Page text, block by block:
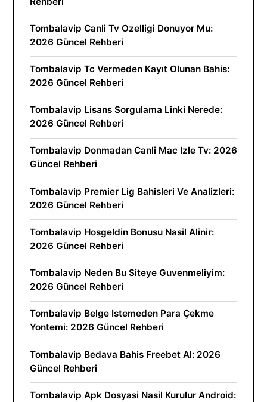
Tombalavip Canli Tv Ozelligi Donuyor Mu:
2026 Güncel Rehberi
Tombalavip Tc Vermeden Kayıt Olunan Bahis:
2026 Güncel Rehberi
Tombalavip Lisans Sorgulama Linki Nerede:
2026 Güncel Rehberi
Tombalavip Donmadan Canli Mac Izle Tv: 2026
Güncel Rehberi
Tombalavip Premier Lig Bahisleri Ve Analizleri:
2026 Güncel Rehberi
Tombalavip Hosgeldin Bonusu Nasil Alinir:
2026 Güncel Rehberi
Tombalavip Neden Bu Siteye Guvenmeliyim:
2026 Güncel Rehberi
Tombalavip Belge Istemeden Para Çekme
Yontemi: 2026 Güncel Rehberi
Tombalavip Bedava Bahis Freebet Al: 2026
Güncel Rehberi
Tombalavip Apk Dosyasi Nasil Kurulur Android: